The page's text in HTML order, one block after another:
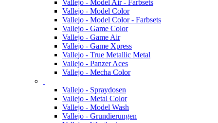
Vallejo - Model Air - Farbsets
Vallejo - Model Color
Vallejo - Model Color - Farbsets
Vallejo - Game Color
Vallejo - Game Air
Vallejo - Game Xpress
Vallejo - True Metallic Metal
Vallejo - Panzer Aces
Vallejo - Mecha Color
Vallejo - Spraydosen
Vallejo - Metal Color
Vallejo - Model Wash
Vallejo - Grundierungen